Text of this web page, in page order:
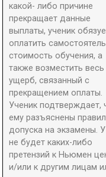
какой- либо причине
прекращает данные
выплаты, ученик
оплатить
стоимость обучения, а
также возместить весь
ущерб, связанный с
прекращением оплаты.
Ученик подтверждает,
ему разъяснены
допуска на экзамены.
не будет каких-либо
претензий к Ньюмен
и/или к другим лицам